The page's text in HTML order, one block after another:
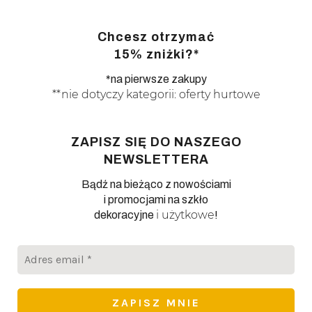
Chcesz otrzymać
15% zniżki?*
*na pierwsze zakupy
**nie dotyczy kategorii: oferty hurtowe
ZAPISZ SIĘ DO NASZEGO
NEWSLETTERA
Bądź na bieżąco z nowościami
i promocjami na szkło
dekoracyjne i użytkowe!